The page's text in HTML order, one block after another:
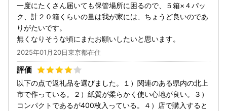
一度にたくさん届いても保管場所に困るので、５箱×４パッ
ク、計２０箱くらいの量は我が家には、ちょうど良いのであ
りがたいです。
無くなりそうな頃にまたお願いしたいと思います。
2025年01月20日東京都在住
以下の点で返礼品を選びました。１）関連のある県内の北上
市で作っている。２）紙質が柔らかく使い心地が良い。３）
コンパクトであるが400枚入っている。４）店で購入すると